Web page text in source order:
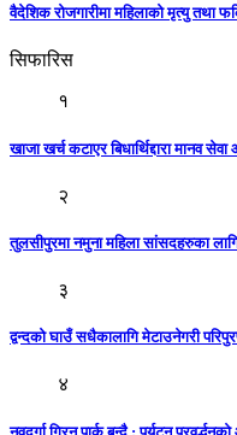
वैदेशिक रोजगारीमा महिलाको मृत्यु तथा
सिफारिस
१
खाजा खर्च कटाएर बिधार्थिद्दारा मानव
२
तुलसीपुरमा नमुना महिला सांसदहरुका
३
द्वन्दको घाउँ सधैकालागि मेटाउनेगरी
४